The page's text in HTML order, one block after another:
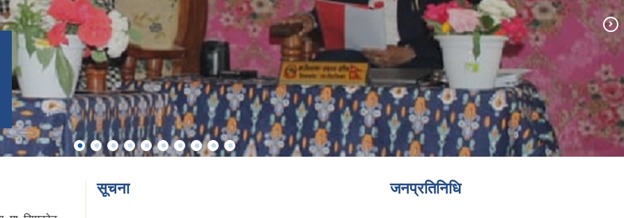
सूचना जनप्रतिनिधि